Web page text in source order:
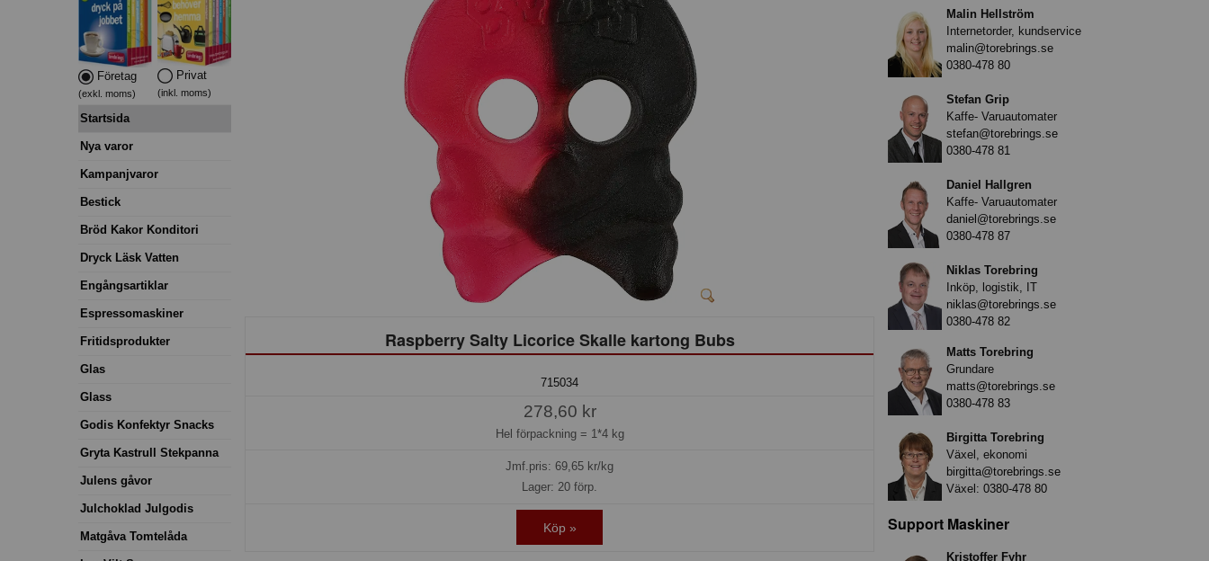
Företag
(exkl. moms)
Privat
(inkl. moms)
Startsida
Nya varor
Kampanjvaror
Bestick
Bröd Kakor Konditori
Dryck Läsk Vatten
Engångsartiklar
Espressomaskiner
Fritidsprodukter
Glas
Glass
Godis Konfektyr Snacks
Gryta Kastrull Stekpanna
Julens gåvor
Julchoklad Julgodis
Matgåva Tomtelåda
Raspberry Salty Licorice Skalle kartong Bubs
715034
278,60 kr
Hel förpackning = 1*4 kg
Jmf.pris: 69,65 kr/kg
Lager: 20 förp.
Köp »
Malin Hellström
Internetorder, kundservice
malin@torebrings.se
0380-478 80
Stefan Grip
Kaffe- Varuautomater
stefan@torebrings.se
0380-478 81
Daniel Hallgren
Kaffe- Varuautomater
daniel@torebrings.se
0380-478 87
Niklas Torebring
Inköp, logistik, IT
niklas@torebrings.se
0380-478 82
Matts Torebring
Grundare
matts@torebrings.se
0380-478 83
Birgitta Torebring
Växel, ekonomi
birgitta@torebrings.se
Växel: 0380-478 80
Support Maskiner
Kristoffer Fyhr